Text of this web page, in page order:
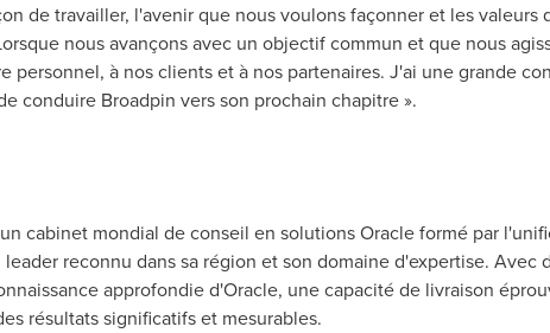
de travailler, l'avenir que nous voulons façonner et les valeurs
nous avançons avec un objectif commun et que nous
personnel, à nos clients et à nos partenaires. J'ai une grande
conduire Broadpin vers son prochain chapitre ».
cabinet mondial de conseil en solutions Oracle formé par
reconnu dans sa région et son domaine d'expertise. Avec
approfondie d'Oracle, une capacité de livraison
résultats significatifs et mesurables.